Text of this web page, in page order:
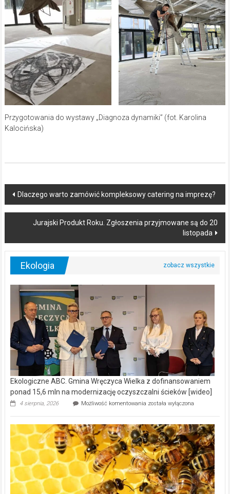
Przygotowania do wystawy „Diagnoza dynamiki” (fot. Karolina
Kalocińska)
Post
navigation
Dlaczego warto zamówić kompleksowy catering na imprezę?
Jurajski Produkt Roku. Zgłoszenia przyjmowane są do 20
listopada
Ekologia
Ekologiczne ABC. Gmina Wręczyca Wielka z dofinansowaniem
ponad 15,6 mln na modernizację oczyszczalni ścieków [wideo]
4 sierpnia, 2026 Możliwość komentowania Ekologiczne
Wręczyca
Wielka
z
dofinansowaniem
ponad
15,6
mln
na
została wyłączona